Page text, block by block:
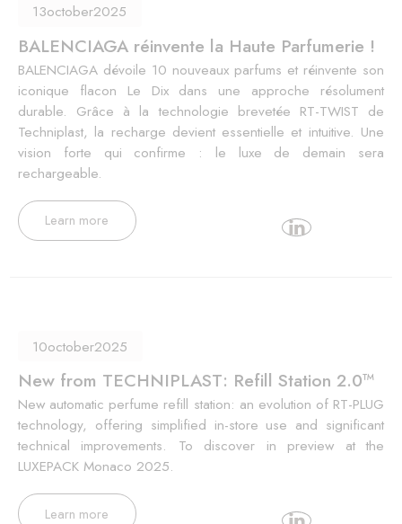
13october2025
BALENCIAGA réinvente la Haute Parfumerie !
BALENCIAGA dévoile 10 nouveaux parfums et réinvente son
iconique flacon Le Dix dans une approche résolument
durable. Grâce à la technologie brevetée RT-TWIST de
Techniplast, la recharge devient essentielle et intuitive. Une
vision forte qui confirme : le luxe de demain sera
rechargeable.
Learn more
10october2025
New from TECHNIPLAST: Refill Station 2.0™
New automatic perfume refill station: an evolution of RT-PLUG
technology, offering simplified in-store use and significant
technical improvements. To discover in preview at the
LUXEPACK Monaco 2025.
Learn more